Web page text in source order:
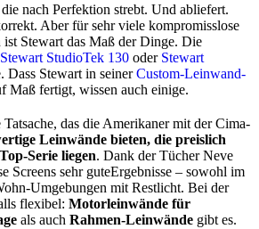
nach Perfektion strebt. Und abliefert.
Aber für sehr viele kompromisslose
Stewart das Maß der Dinge. Die
Stewart StudioTek 130 oder Stewart
Dass Stewart in seinerCustom-Leinwand-
Maß fertigt, wissen auch einige.
das die Amerikaner mit der Cima-
Leinwände bieten, die preislich
Serie liegen. Dank der Tücher Neve
Screens sehr guteErgebnisse – sowohl im
Umgebungen mit Restlicht. Bei der
flexibel: Motorleinwände für
als auch Rahmen-Leinwände gibt es.